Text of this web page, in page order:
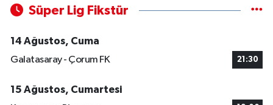
Süper Lig Fikstür
14 Ağustos, Cuma
Galatasaray - Çorum FK
21:30
15 Ağustos, Cumartesi